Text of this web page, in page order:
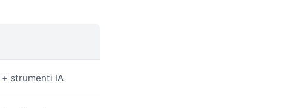
+ strumenti IA